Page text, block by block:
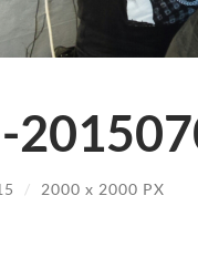
/ 2000 x 2000 PX